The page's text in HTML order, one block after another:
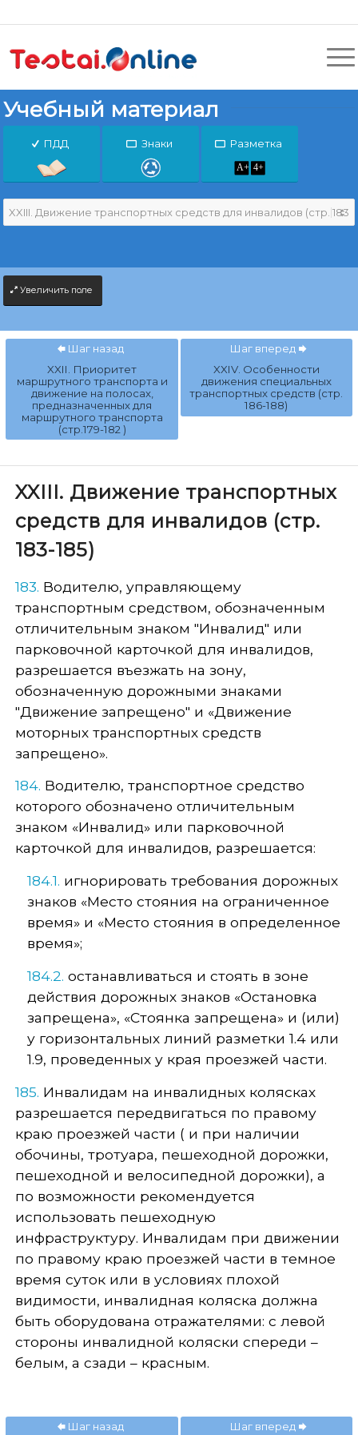
Учебный материал
ПДД Знаки Разметка
Увеличить поле
Шаг назад
XXII. Приоритет
маршрутного транспорта и
движение на полосах,
предназначенных для
маршрутного транспорта
(стр.179-182 )
Шаг вперед
XXIV. Особенности
движения специальных
транспортных средств (стр.
186-188)
XXIII. Движение транспортных
средств для инвалидов (стр.
183-185)
183. Водителю, управляющему
транспортным средством, обозначенным
отличительным знаком "Инвалид" или
парковочной карточкой для инвалидов,
разрешается въезжать на зону,
обозначенную дорожными знаками
"Движение запрещено" и «Движение
моторных транспортных средств
запрещено».
184. Водителю, транспортное средство
которого обозначено отличительным
знаком «Инвалид» или парковочной
карточкой для инвалидов, разрешается:
184.1. игнорировать требования дорожных
знаков «Место стояния на ограниченное
время» и «Место стояния в определенное
время»;
184.2. останавливаться и стоять в зоне
действия дорожных знаков «Остановка
запрещена», «Стоянка запрещена» и (или)
у горизонтальных линий разметки 1.4 или
1.9, проведенных у края проезжей части.
185. Инвалидам на инвалидных колясках
разрешается передвигаться по правому
краю проезжей части ( и при наличии
обочины, тротуара, пешеходной дорожки,
пешеходной и велосипедной дорожки), а
по возможности рекомендуется
использовать пешеходную
инфраструктуру. Инвалидам при движении
по правому краю проезжей части в темное
время суток или в условиях плохой
видимости, инвалидная коляска должна
быть оборудована отражателями: с левой
стороны инвалидной коляски спереди –
белым, а сзади – красным.
Шаг назад Шаг вперед